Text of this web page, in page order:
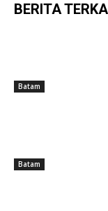
BERITA
Batam
Batam